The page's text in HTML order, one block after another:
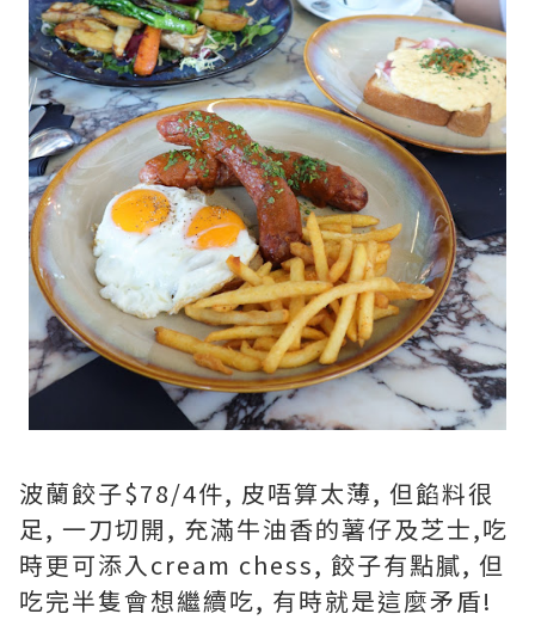
波蘭餃子$78/4件, 皮唔算太薄, 但餡料很
足, 一刀切開, 充滿牛油香的薯仔及芝士,吃
時更可添入cream chess, 餃子有點膩, 但
吃完半隻會想繼續吃, 有時就是這麼矛盾!